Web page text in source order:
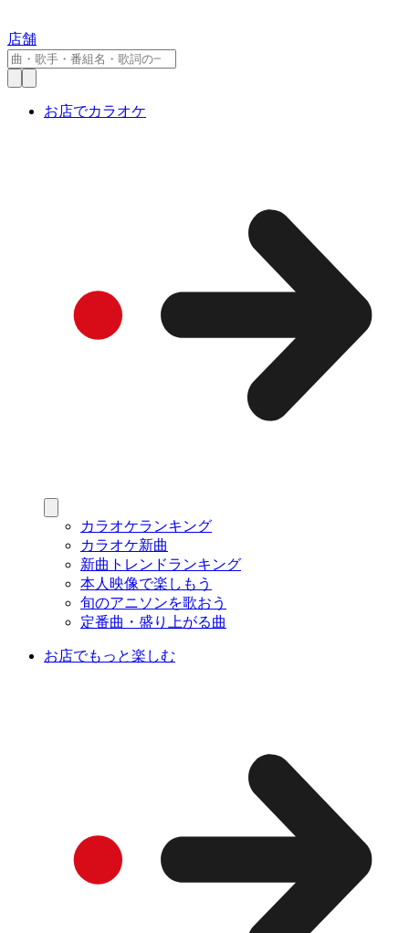
店舗
お店でカラオケ
カラオケランキング
カラオケ新曲
新曲トレンドランキング
本人映像で楽しもう
旬のアニソンを歌おう
定番曲・盛り上がる曲
お店でもっと楽しむ